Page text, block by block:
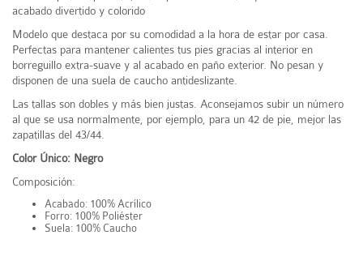
acabado divertido y colorido
Modelo que destaca por su comodidad a la hora de estar por casa.
Perfectas para mantener calientes tus pies gracias al interior en
borreguillo extra-suave y al acabado en paño exterior. No pesan y
disponen de una suela de caucho antideslizante.
Las tallas son dobles y más bien justas. Aconsejamos subir un número
al que se usa normalmente, por ejemplo, para un 42 de pie, mejor las
zapatillas del 43/44.
Color Único: Negro
Composición:
Acabado: 100% Acrílico
Forro: 100% Poliéster
Suela: 100% Caucho